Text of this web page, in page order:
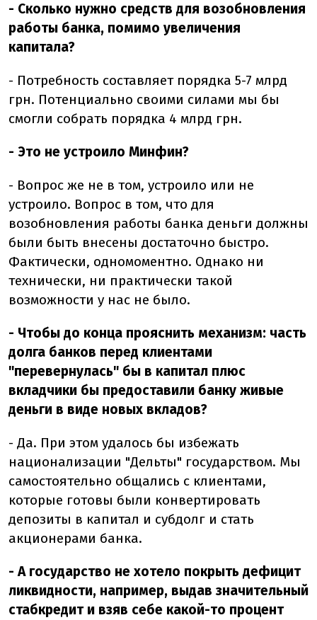
- Сколько нужно средств для возобновления
работы банка, помимо увеличения
капитала?
- Потребность составляет порядка 5-7 млрд
грн. Потенциально своими силами мы бы
смогли собрать порядка 4 млрд грн.
- Это не устроило Минфин?
- Вопрос же не в том, устроило или не
устроило. Вопрос в том, что для
возобновления работы банка деньги должны
были быть внесены достаточно быстро.
Фактически, одномоментно. Однако ни
технически, ни практически такой
возможности у нас не было.
- Чтобы до конца прояснить механизм: часть
долга банков перед клиентами
"перевернулась" бы в капитал плюс
вкладчики бы предоставили банку живые
деньги в виде новых вкладов?
- Да. При этом удалось бы избежать
национализации "Дельты" государством. Мы
самостоятельно общались с клиентами,
которые готовы были конвертировать
депозиты в капитал и субдолг и стать
акционерами банка.
- А государство не хотело покрыть дефицит
ликвидности, например, выдав значительный
стабкредит и взяв себе какой-то процент